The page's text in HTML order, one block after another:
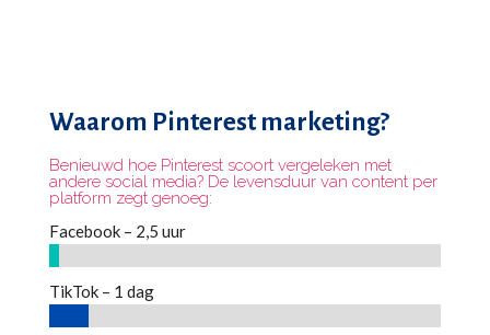
Waarom Pinterest marketing?
Benieuwd hoe Pinterest scoort vergeleken met
andere social media? De levensduur van content per
platform zegt genoeg:
Facebook – 2,5 uur
TikTok – 1 dag